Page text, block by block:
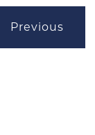
Previous